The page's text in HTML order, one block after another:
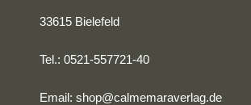
33615 Bielefeld
Tel.: 0521-557721-40
Email:shop@calmemaraverlag.de